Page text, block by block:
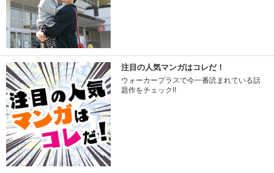
注目の人気マンガはコレだ！
ウォーカープラスで今一番読まれている話
題作をチェック!!